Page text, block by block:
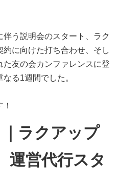
う説明会のスタート、ラク
に向けた打ち合わせ、そし
友の会カンファレンスに登
る1週間でした。
ラクアップ
運営代行スタ